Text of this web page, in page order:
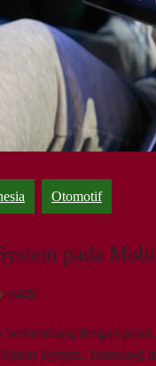
Otomotif
pada
6449
dengan
System. Teknologi